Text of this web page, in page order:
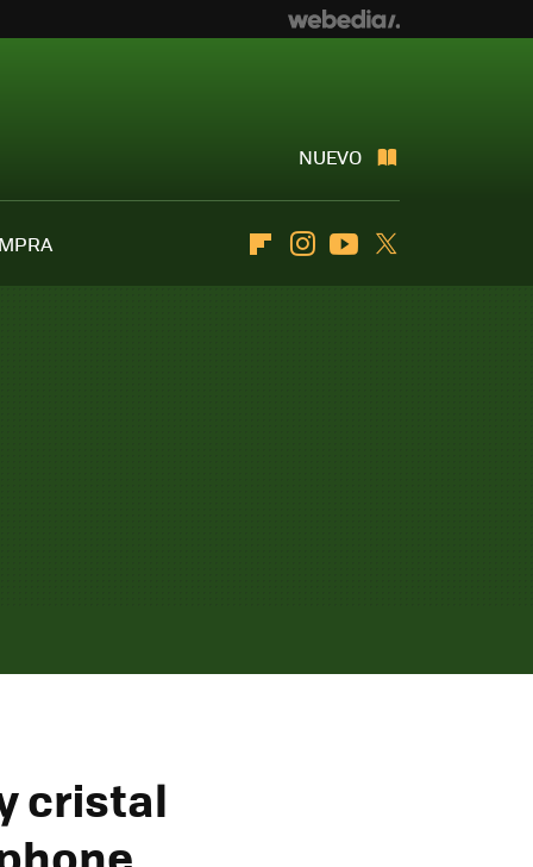
NUEVO
FlipboardInstagramYoutube
cristal